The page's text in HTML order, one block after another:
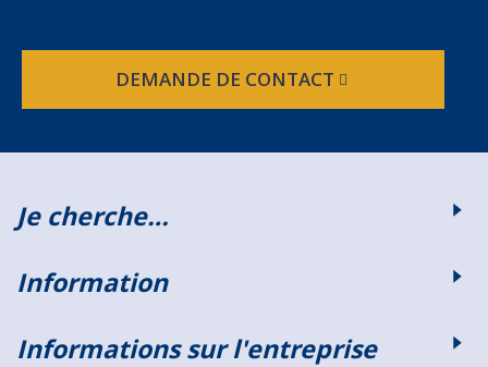
DEMANDE DE CONTACT
Je cherche…
Information
Informations sur l'entreprise